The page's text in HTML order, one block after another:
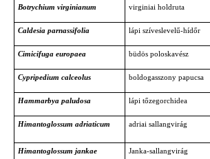
Botrychium virginianum
virginiai holdruta
Caldesia parnassifolia lápi szíveslevelű-hídőr
Cimicifuga europaea büdös poloskavész
Cypripedium calceolus boldogasszony papucsa
Hammarbya paludosa lápi tőzegorchidea
Himantoglossum adriaticum adriai sallangvirág
Himantoglossum jankae
Janka-sallangvirág